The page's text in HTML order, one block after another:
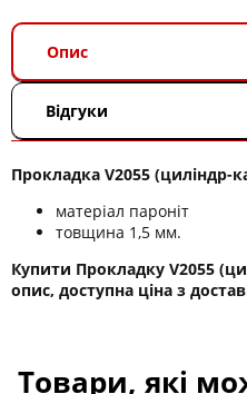
Опис
Відгуки
Прокладка V2055 (циліндр-
матеріал пароніт
товщина 1,5 мм.
Купити Прокладку V2055
опис, доступна ціна з
Товари, які